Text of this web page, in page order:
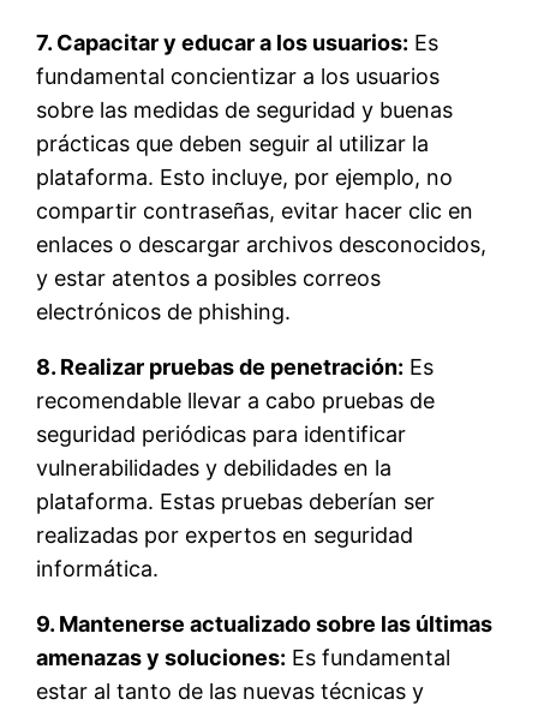
7. Capacitar y educar a los usuarios: Es
fundamental concientizar a los usuarios
sobre las medidas de seguridad y buenas
prácticas que deben seguir al utilizar la
plataforma. Esto incluye, por ejemplo, no
compartir contraseñas, evitar hacer clic en
enlaces o descargar archivos desconocidos,
y estar atentos a posibles correos
electrónicos de phishing.
8. Realizar pruebas de penetración: Es
recomendable llevar a cabo pruebas de
seguridad periódicas para identificar
vulnerabilidades y debilidades en la
plataforma. Estas pruebas deberían ser
realizadas por expertos en seguridad
informática.
9. Mantenerse actualizado sobre las últimas
amenazas y soluciones: Es fundamental
estar al tanto de las nuevas técnicas y